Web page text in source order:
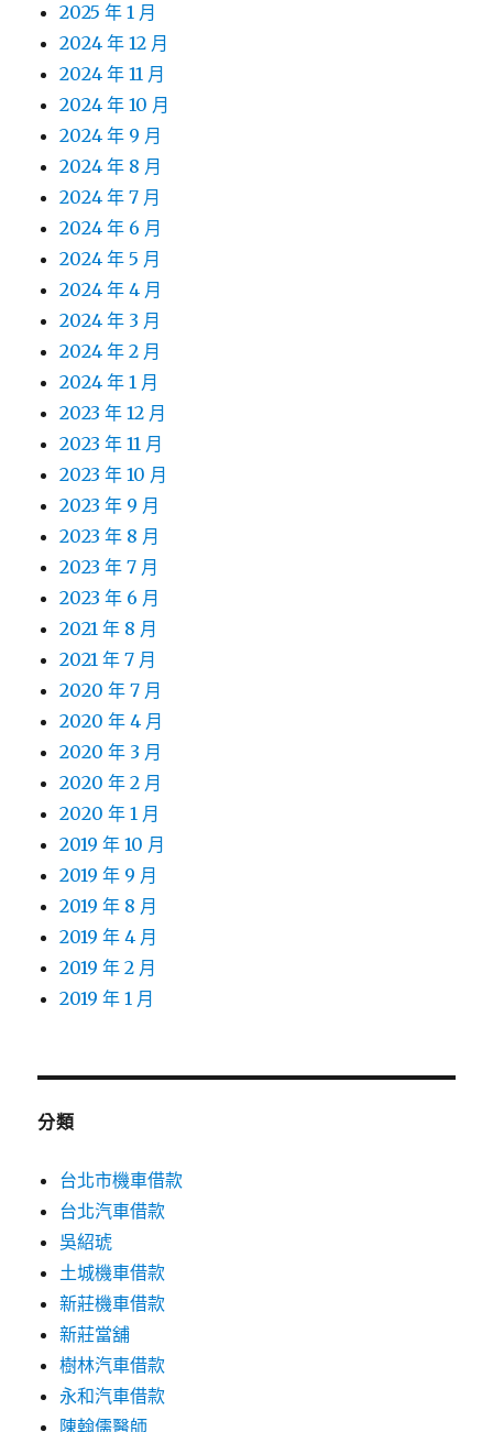
2025 年 1 月
2024 年 12 月
2024 年 11 月
2024 年 10 月
2024 年 9 月
2024 年 8 月
2024 年 7 月
2024 年 6 月
2024 年 5 月
2024 年 4 月
2024 年 3 月
2024 年 2 月
2024 年 1 月
2023 年 12 月
2023 年 11 月
2023 年 10 月
2023 年 9 月
2023 年 8 月
2023 年 7 月
2023 年 6 月
2021 年 8 月
2021 年 7 月
2020 年 7 月
2020 年 4 月
2020 年 3 月
2020 年 2 月
2020 年 1 月
2019 年 10 月
2019 年 9 月
2019 年 8 月
2019 年 4 月
2019 年 2 月
2019 年 1 月
分類
台北市機車借款
台北汽車借款
吳紹琥
土城機車借款
新莊機車借款
新莊當舖
樹林汽車借款
永和汽車借款
陳翰儒醫師